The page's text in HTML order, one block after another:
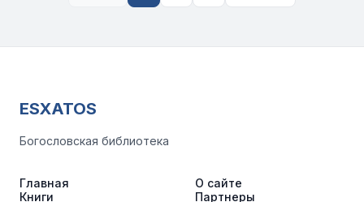
ESXATOS
Богословская библиотека
Главная
Книги
О сайте
Партнеры